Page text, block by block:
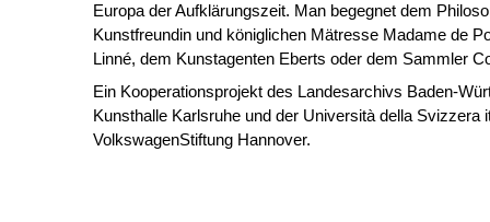
Europa der Aufklärungszeit. Man begegnet dem
Kunstfreundin und königlichen Mätresse Madame de
Linné, dem Kunstagenten Eberts oder dem Sammler
Ein Kooperationsprojekt des Landesarchivs Baden-
Kunsthalle Karlsruhe und der Università della Svizzera
VolkswagenStiftung Hannover.